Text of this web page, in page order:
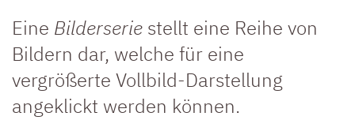
Eine Bilderserie stellt eine Reihe von
Bildern dar, welche für eine
vergrößerte Vollbild-Darstellung
angeklickt werden können.